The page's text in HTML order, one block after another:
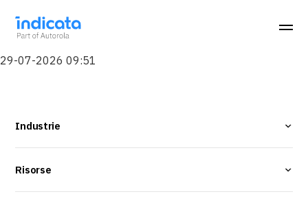
29-07-2026 09:51
Industrie
Risorse